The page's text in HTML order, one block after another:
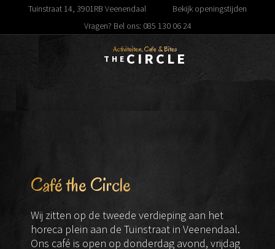
Tuinstraat 14, 3901RB Veenendaal
Bekijk openingstijden
Vragen? Bel ons: 085 130 06 24
Activiteiten, Cafe & Bites
THE CIRCLE
Café the Circle
Wij zitten op de tweede verdieping aan het
horeca plein aan de Tuinstraat in Veenendaal.
Ons café is open op donderdag avond, vrijdag